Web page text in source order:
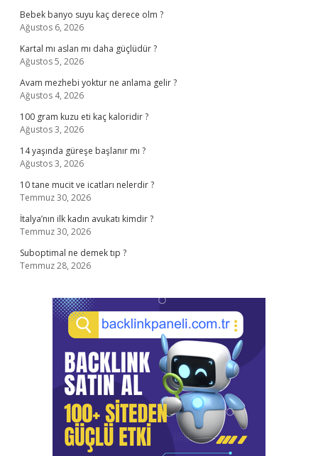
Bebek banyo suyu kaç derece olm ?
Ağustos 6, 2026
Kartal mı aslan mı daha güçlüdür ?
Ağustos 5, 2026
Avam mezhebi yoktur ne anlama gelir ?
Ağustos 4, 2026
100 gram kuzu eti kaç kaloridir ?
Ağustos 3, 2026
14 yaşında güreşe başlanır mı ?
Ağustos 3, 2026
10 tane mucit ve icatları nelerdir ?
Temmuz 30, 2026
İtalya’nın ilk kadın avukatı kimdir ?
Temmuz 30, 2026
Suboptimal ne demek tıp ?
Temmuz 28, 2026